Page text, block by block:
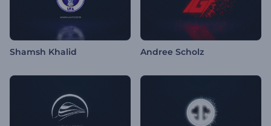
Shamsh Khalid Andree Scholz